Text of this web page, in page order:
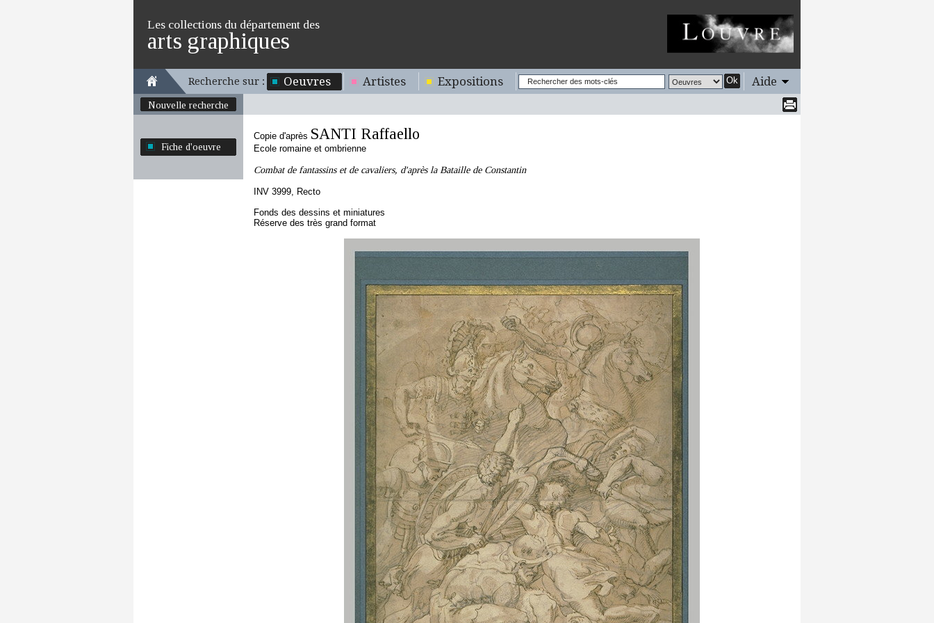
Les collections du département des
arts graphiques
Recherche sur : Oeuvres Artistes Expositions Ok Aide
Nouvelle recherche
Fiche d'oeuvre
Copie d'après SANTI Raffaello
Ecole romaine et ombrienne
Combat de fantassins et de cavaliers, d'après la Bataille de Constantin
INV 3999, Recto
Fonds des dessins et miniatures
Réserve des très grand format